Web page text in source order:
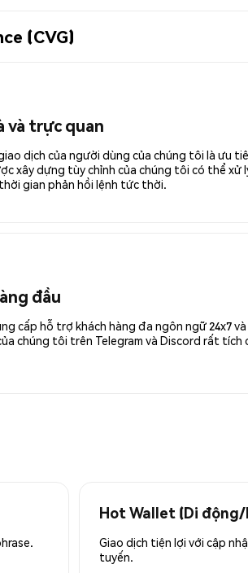
(CVG)
và trực quan
dịch của người dùng của chúng tôi là ưu
xây dựng tùy chỉnh của chúng tôi có thể xử
gian phản hồi lệnh tức thời.
đầu
cấp hỗ trợ khách hàng đa ngôn ngữ 24x7
chúng tôi trên Telegram và Discord rất tích
Hot Wallet (Di động/
Giao dịch tiện lợi với cập
tuyến.